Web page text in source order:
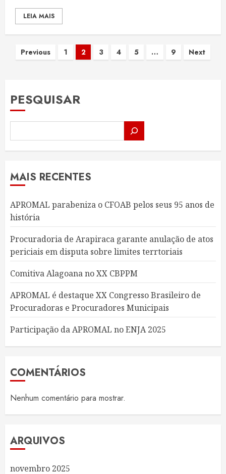
LEIA MAIS
Paginação
posts
Previous 1 2 3 4 5 … 9 Next
PESQUISAR
MAIS RECENTES
APROMAL parabeniza o CFOAB pelos seus 95 anos de
história
Procuradoria de Arapiraca garante anulação de atos
periciais em disputa sobre limites terrtoriais
Comitiva Alagoana no XX CBPPM
APROMAL é destaque XX Congresso Brasileiro de
Procuradoras e Procuradores Municipais
Participação da APROMAL no ENJA 2025
COMENTÁRIOS
Nenhum comentário para mostrar.
ARQUIVOS
novembro 2025